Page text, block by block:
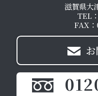
滋賀県大
TEL
FAX